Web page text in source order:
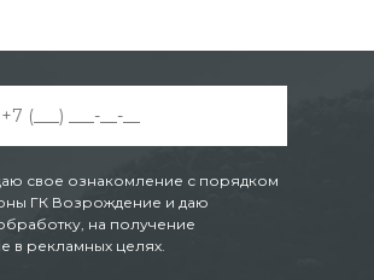
свое ознакомление с порядком
ГК Возрождение и даю
на получение
в рекламных целях.